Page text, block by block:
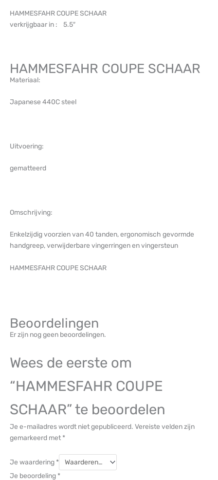
HAMMESFAHR COUPE SCHAAR
verkrijgbaar in : 5.5″
HAMMESFAHR COUPE SCHAAR
Materiaal:
Japanese 440C steel
Uitvoering:
gematteerd
Omschrijving:
Enkelzijdig voorzien van 40 tanden, ergonomisch gevormde
handgreep, verwijderbare vingerringen en vingersteun
HAMMESFAHR COUPE SCHAAR
Beoordelingen
Er zijn nog geen beoordelingen.
Wees de eerste om
“HAMMESFAHR COUPE
SCHAAR” te beoordelen
Je e-mailadres wordt niet gepubliceerd. Vereiste velden zijn
gemarkeerd met *
Je waardering *
Je beoordeling *